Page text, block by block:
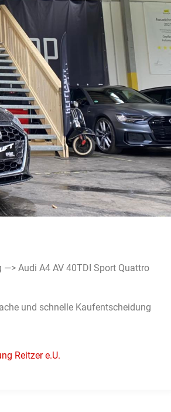
Audi A4 AV 40TDI Sport Quattro
und schnelle Kaufentscheidung
Reitzer e.U.